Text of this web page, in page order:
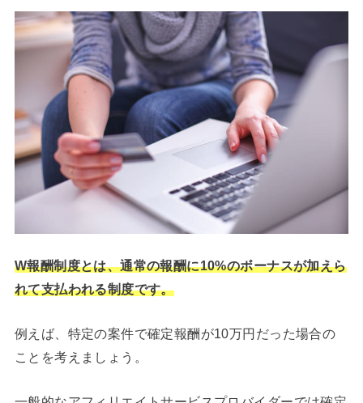
W報酬制度とは、通常の報酬に10%のボーナスが加えら
れて支払われる制度です。
例えば、特定の案件で確定報酬が10万円だった場合の
ことを考えましょう。